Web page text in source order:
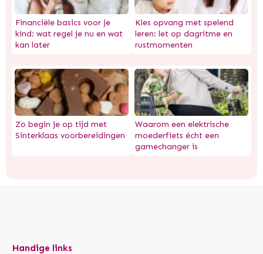
Financiële basics voor je
kind: wat regel je nu en wat
kan later
Kies opvang met spelend
leren: let op dagritme en
rustmomenten
Zo begin je op tijd met
Sinterklaas voorbereidingen
Waarom een elektrische
moederfiets écht een
gamechanger is
Handige links